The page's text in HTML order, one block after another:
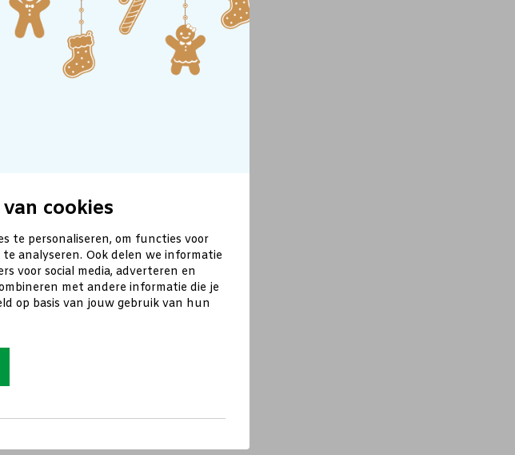
cookies
te personaliseren, om functies voor
analyseren. Ook delen we informatie
voor social media, adverteren en
met andere informatie die je
op basis van jouw gebruik van hun